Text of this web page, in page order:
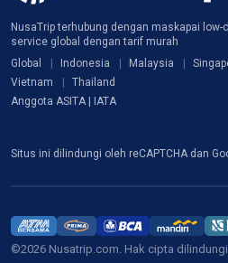
NusaTrip terhubung dengan maskapai
service global dengan tarif murah
Global
Indonesia Malaysia
Vietnam
Thailand
Anggota ASITA | IATA
Situs ini dilindungi oleh reCAPTCHA dan
©2026 Nusatrip.com. Hak cipta